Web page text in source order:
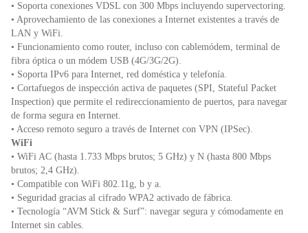
• Soporta conexiones VDSL con 300 Mbps incluyendo supervectoring.
• Aprovechamiento de las conexiones a Internet existentes a través de
LAN y WiFi.
• Funcionamiento como router, incluso con cablemódem, terminal de
fibra óptica o un módem USB (4G/3G/2G).
• Soporta IPv6 para Internet, red doméstica y telefonía.
• Cortafuegos de inspección activa de paquetes (SPI, Stateful Packet
Inspection) que permite el redireccionamiento de puertos, para navegar
de forma segura en Internet.
• Acceso remoto seguro a través de Internet con VPN (IPSec).
WiFi
• WiFi AC (hasta 1.733 Mbps brutos; 5 GHz) y N (hasta 800 Mbps
brutos; 2,4 GHz).
• Compatible con WiFi 802.11g, b y a.
• Seguridad gracias al cifrado WPA2 activado de fábrica.
• Tecnología “AVM Stick & Surf”: navegar segura y cómodamente en
Internet sin cables.